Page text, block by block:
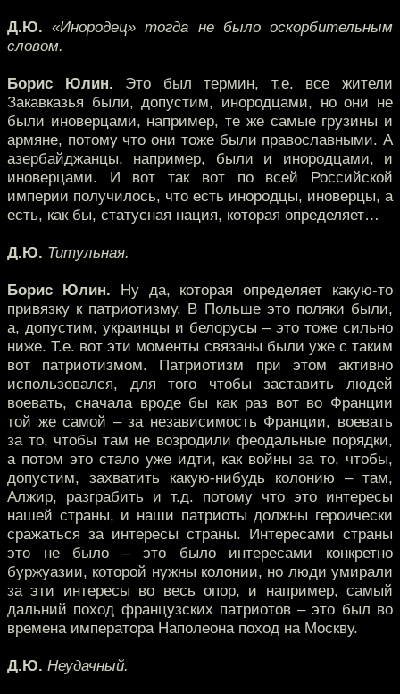
Д.Ю. «Инородец» тогда не было оскорбительным
словом.
Борис Юлин. Это был термин, т.е. все жители
Закавказья были, допустим, инородцами, но они не
были иноверцами, например, те же самые грузины и
армяне, потому что они тоже были православными. А
азербайджанцы, например, были и инородцами, и
иноверцами. И вот так вот по всей Российской
империи получилось, что есть инородцы, иноверцы, а
есть, как бы, статусная нация, которая определяет…
Д.Ю. Титульная.
Борис Юлин. Ну да, которая определяет какую-то
привязку к патриотизму. В Польше это поляки были,
а, допустим, украинцы и белорусы – это тоже сильно
ниже. Т.е. вот эти моменты связаны были уже с таким
вот патриотизмом. Патриотизм при этом активно
использовался, для того чтобы заставить людей
воевать, сначала вроде бы как раз вот во Франции
той же самой – за независимость Франции, воевать
за то, чтобы там не возродили феодальные порядки,
а потом это стало уже идти, как войны за то, чтобы,
допустим, захватить какую-нибудь колонию – там,
Алжир, разграбить и т.д. потому что это интересы
нашей страны, и наши патриоты должны героически
сражаться за интересы страны. Интересами страны
это не было – это было интересами конкретно
буржуазии, которой нужны колонии, но люди умирали
за эти интересы во весь опор, и например, самый
дальний поход французских патриотов – это был во
времена императора Наполеона поход на Москву.
Д.Ю. Неудачный.